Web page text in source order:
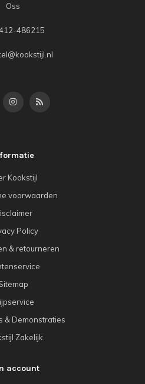
Oss
486215
Kookstijl
voorwaarden
Policy
& retourneren
& Demonstraties
Zakelijk
account